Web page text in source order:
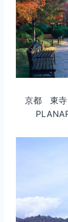
京都 東